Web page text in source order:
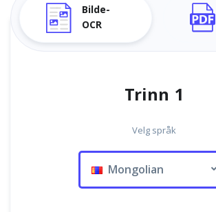
Bilde-
OCR
Trinn 1
Velg språk
Mongolian